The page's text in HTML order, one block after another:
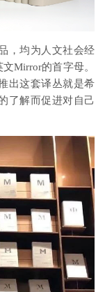
，均为人文社会经
Mirror的首字母。
出这套译丛就是希
了解而促进对自己